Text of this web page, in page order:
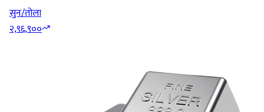
सुन/तोला
२,९६,९००